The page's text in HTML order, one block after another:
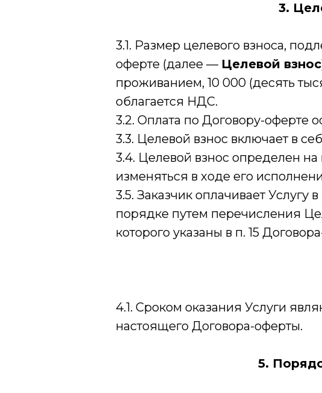
3.
3.1. Размер целевого взноса,
оферте (далее — Целевой взнос
проживанием, 10 000 (десять
облагается НДС.
3.2. Оплата по Договору-оферте
3.3. Целевой взнос включает в
3.4. Целевой взнос определен
изменяться в ходе его
3.5. Заказчик оплачивает
порядке путем перечисления
которого указаны в п. 15
4.1. Сроком оказания Услуги
настоящего Договора-оферты.
5.